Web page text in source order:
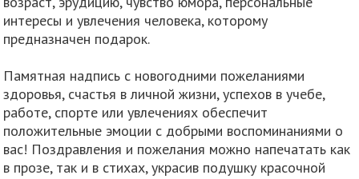
интересы и увлечения человека, которому
предназначен подарок.
Памятная надпись с новогодними пожеланиями
здоровья, счастья в личной жизни, успехов в учебе,
работе, спорте или увлечениях обеспечит
положительные эмоции с добрыми воспоминаниями о
вас! Поздравления и пожелания можно напечатать как
в прозе, так и в стихах, украсив подушку красочной